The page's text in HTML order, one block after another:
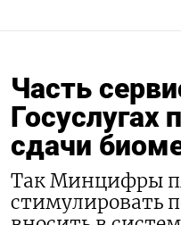
Часть
Госуслугах
сдачи
Так Минцифры
стимулировать